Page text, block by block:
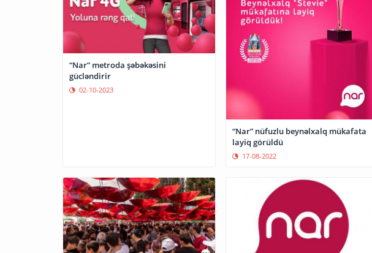
“Nar” metroda şəbəkəsini
gücləndirir
02-10-2023
“Nar” nüfuzlu beynəlxalq mükafata
layiq görüldü
17-08-2022